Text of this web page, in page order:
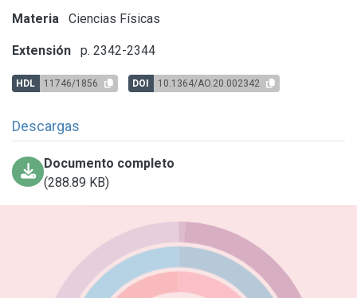
Materia Ciencias Físicas
Extensión p. 2342-2344
HDL 11746/1856 DOI 10.1364/AO.20.002342
Descargas
Documento completo
(288.89 KB)